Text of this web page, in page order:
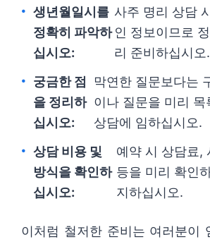
생년월일시를
정확히 파악하
십시오:
사주 명리 상담
인 정보이므로
리 준비하십시오.
궁금한 점
을 정리하
십시오:
막연한 질문보다는
이나 질문을 미리 목
상담에 임하십시오.
상담 비용 및
방식을 확인하
십시오:
예약 시 상담료,
등을 미리 확인
지하십시오.
이처럼 철저한 준비는 여러분이